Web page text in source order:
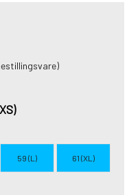
59 (L) 61 (XL)